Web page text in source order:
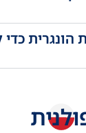
כדי